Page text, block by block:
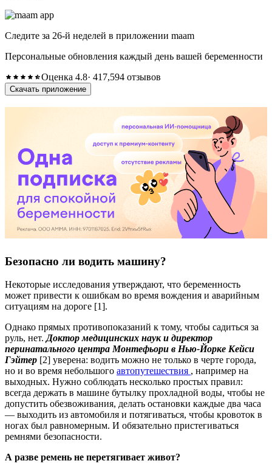
Следите за 26-й неделей в приложении maam
Персональные обновления каждый день вашей беременности
Оценка 4.8· 417,594 отзывов
Скачать приложение
Безопасно ли водить машину?
Некоторые исследования утверждают, что беременность
может привести к ошибкам во время вождения и аварийным
ситуациям на дороге [1].
Однако прямых противопоказаний к тому, чтобы садиться за
руль, нет. Доктор медицинских наук и директор
перинатального центра Монтефьори в Нью-Йорке Кейси
Гэйтер [2] уверена: водить можно не только в черте города,
но и во время небольшого автопутешествия , например на
выходных. Нужно соблюдать несколько простых правил:
всегда держать в машине бутылку прохладной воды, чтобы не
допустить обезвоживания, делать остановки каждые два часа
— выходить из автомобиля и потягиваться, чтобы кровоток в
ногах был равномерным. И обязательно пристегиваться
ремнями безопасности.
А разве ремень не перетягивает живот?